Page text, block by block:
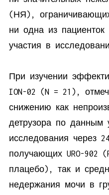
(НЯ),
ни одна из пациенток
участия в
При изучении
ION-02 (N = 21),
снижению как
детрузора по данным
исследования через
получающих URO-902
плацебо), так и
недержания мочи в